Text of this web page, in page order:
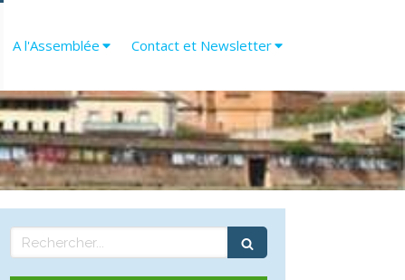
A l'Assemblée Contact et Newsletter
Rechercher